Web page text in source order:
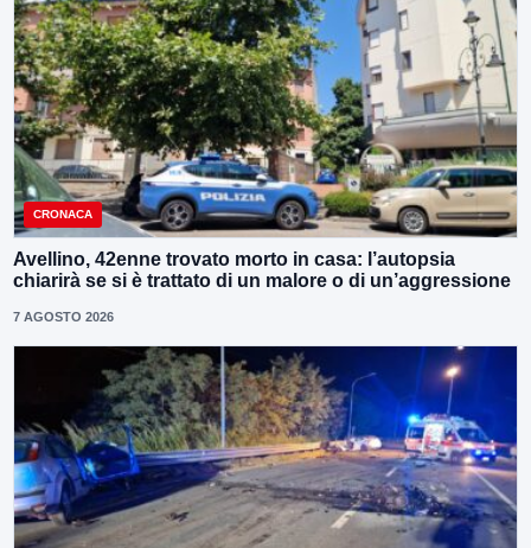
CRONACA
Avellino, 42enne trovato morto in casa: l’autopsia
chiarirà se si è trattato di un malore o di un’aggressione
7 AGOSTO 2026